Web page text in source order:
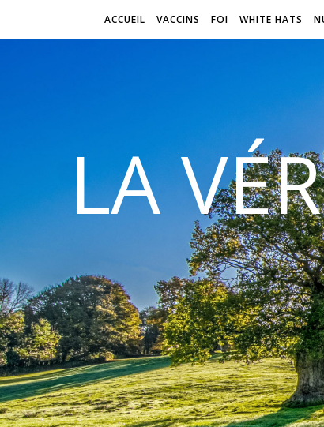
ACCUEIL VACCINS FOI WHITE HATS
LA